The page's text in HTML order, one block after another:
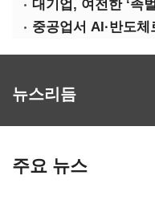
뉴스리듬
주요 뉴스